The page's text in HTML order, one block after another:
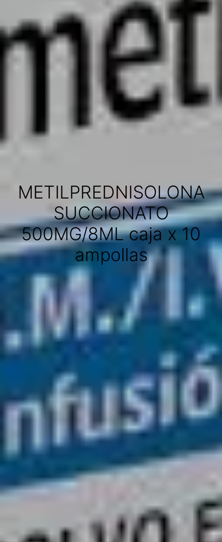
METILPREDNISOLONA
SUCCIONATO
500MG/8ML caja x 10
ampollas